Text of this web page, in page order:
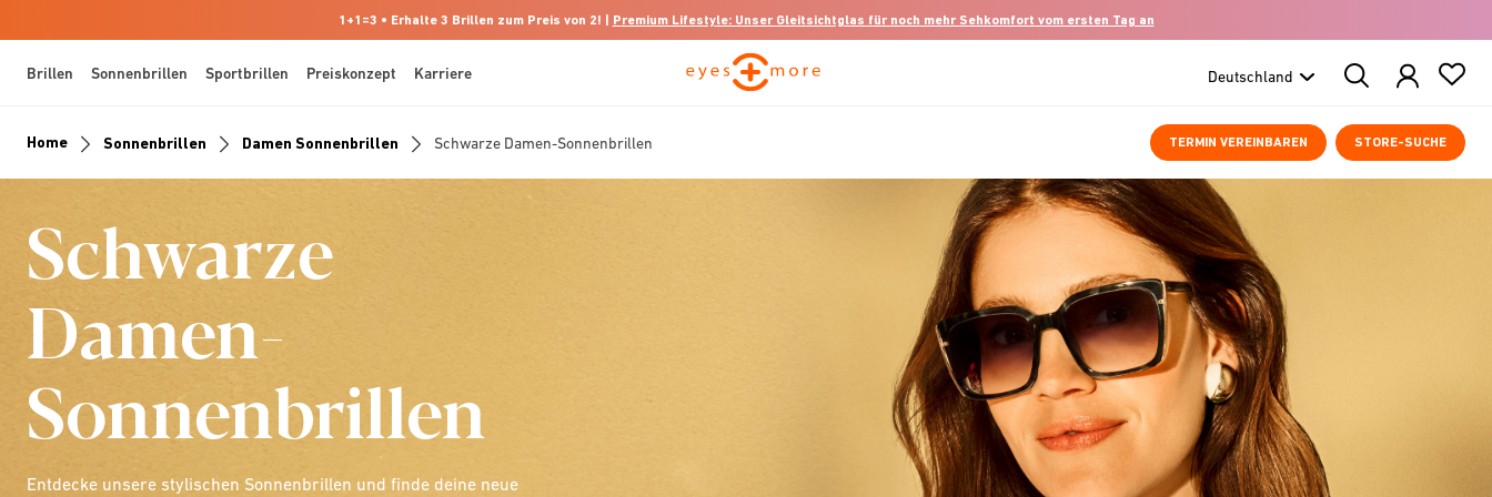
1+1=3 • Erhalte 3 Brillen zum Preis von 2! | Premium Lifestyle: Unser Gleitsichtglas für noch mehr Sehkomfort vom ersten Tag an
Brillen Sonnenbrillen Sportbrillen Preiskonzept Karriere
Search
Products
TERMIN VEREINBAREN STORE-SUCHE
Home Sonnenbrillen Damen Sonnenbrillen Schwarze Damen-Sonnenbrillen
Schwarze
Damen-
Sonnenbrillen
Entdecke unsere stylischen Sonnenbrillen und finde deine neue